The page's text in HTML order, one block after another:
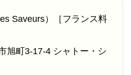
Saveurs）［フランス料
旭町3-17-4 シャトー・シ